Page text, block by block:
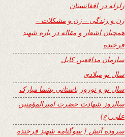
زلزله در افغانستان
زن و زندگی – زن و مشکلات –
همچنان اشعار و مقاله در باره شهید
فرخنده
سازمان مدافعین کابل
سال نو میلادی
سال نو و نوروز باستانی بشما مبارک
سالروز شهادت حضرت امیرالمؤمنین
علی (ع)
سروده آتش { سوگنامه شهید فرخنده